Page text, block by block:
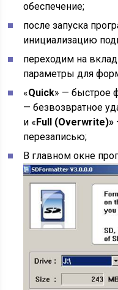
обеспечение;
после запуска
инициализацию
переходим на
параметры для
«Quick» — быстрое
— безвозвратное
и « Full (Overwrite)»
перезаписью;
В главном окне